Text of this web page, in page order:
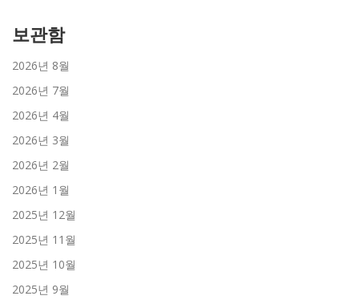
보관함
2026년 8월
2026년 7월
2026년 4월
2026년 3월
2026년 2월
2026년 1월
2025년 12월
2025년 11월
2025년 10월
2025년 9월